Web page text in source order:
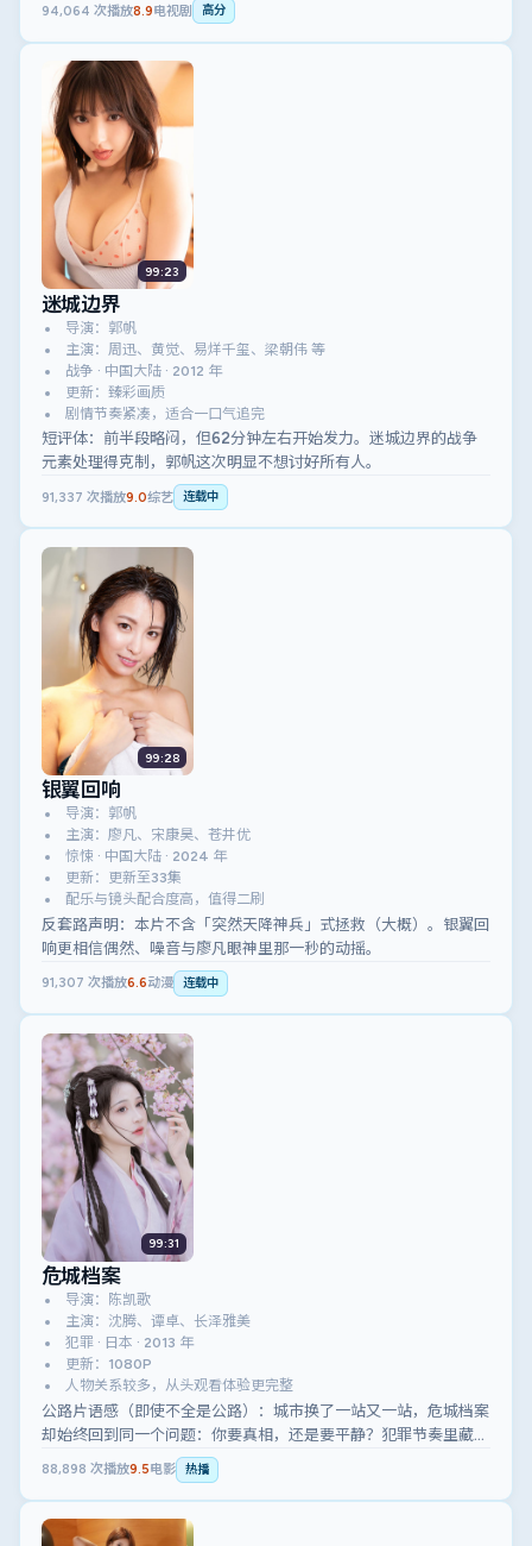
94,064 次播放8.9电视剧 高分
99:23
迷城边界
导演：郭帆
主演：周迅、黄觉、易烊千玺、梁朝伟 等
战争 · 中国大陆 · 2012 年
更新：臻彩画质
剧情节奏紧凑，适合一口气追完
短评体：前半段略闷，但62分钟左右开始发力。迷城边界的战争
元素处理得克制，郭帆这次明显不想讨好所有人。
91,337 次播放9.0综艺 连载中
99:28
银翼回响
导演：郭帆
主演：廖凡、宋康昊、苍井优
惊悚 · 中国大陆 · 2024 年
更新：更新至33集
配乐与镜头配合度高，值得二刷
反套路声明：本片不含「突然天降神兵」式拯救（大概）。银翼回
响更相信偶然、噪音与廖凡眼神里那一秒的动摇。
91,307 次播放6.6动漫 连载中
99:31
危城档案
导演：陈凯歌
主演：沈腾、谭卓、长泽雅美
犯罪 · 日本 · 2013 年
更新：1080P
人物关系较多，从头观看体验更完整
公路片语感（即使不全是公路）：城市换了一站又一站，危城档案
却始终回到同一个问题：你要真相，还是要平静？犯罪节奏里藏着
温柔的逼问。
88,898 次播放9.5电影 热播